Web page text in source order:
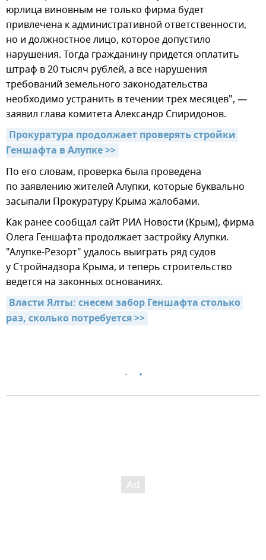
юрлица виновным не только фирма будет
привлечена к административной ответственности,
но и должностное лицо, которое допустило
нарушения. Тогда гражданину придется оплатить
штраф в 20 тысяч рублей, а все нарушения
требований земельного законодательства
необходимо устранить в течении трёх месяцев", —
заявил глава комитета Александр Спиридонов.
Прокуратура продолжает проверять стройки
Геншафта в Алупке >>
По его словам, проверка была проведена
по заявлению жителей Алупки, которые буквально
засыпали Прокуратуру Крыма жалобами.
Как ранее сообщал сайт РИА Новости (Крым), фирма
Олега Геншафта продолжает застройку Алупки.
"Алупке-Резорт" удалось выиграть ряд судов
у Стройнадзора Крыма, и теперь строительство
ведется на законных основаниях.
Власти Ялты: снесем забор Геншафта столько
раз, сколько потребуется >>